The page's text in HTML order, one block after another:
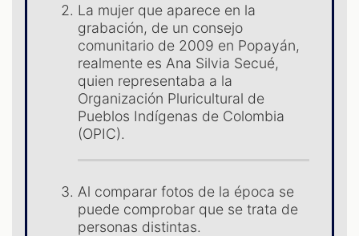
La mujer que aparece en la
grabación, de un consejo
comunitario de 2009 en Popayán,
realmente es Ana Silvia Secué,
quien representaba a la
Organización Pluricultural de
Pueblos Indígenas de Colombia
(OPIC).
Al comparar fotos de la época se
puede comprobar que se trata de
personas distintas.